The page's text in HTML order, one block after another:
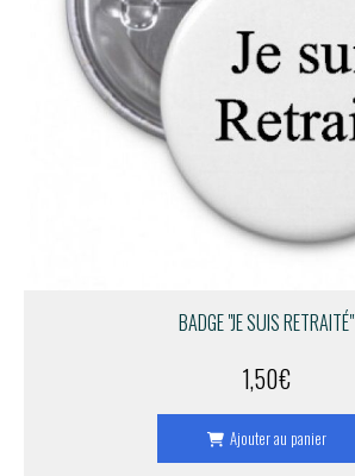
BADGE "JE SUIS RETRAITÉ"
1,50€
Ajouter au panier